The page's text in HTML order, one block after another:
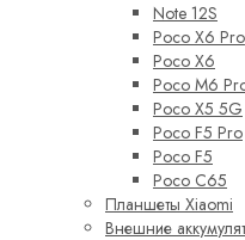
Note 12S
Poco X6 Pro
Poco X6
Poco M6
Poco X5 5G
Poco F5 Pro
Poco F5
Poco C65
Планшеты Xiaomi
Внешние